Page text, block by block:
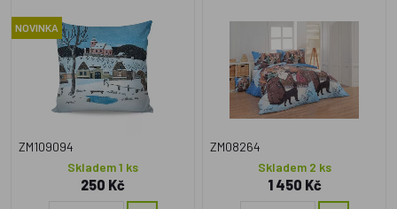
NOVINKA
ZM109094
Skladem 1 ks
250 Kč
ZM08264
Skladem 2 ks
1 450 Kč